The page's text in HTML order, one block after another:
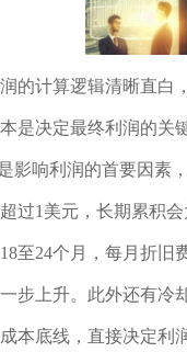
的计算逻辑清晰直白
是决定最终利润的关
影响利润的首要因素
过1美元，长期累积
至24个月，每月折旧
步上升。此外还有冷
本底线，直接决定利